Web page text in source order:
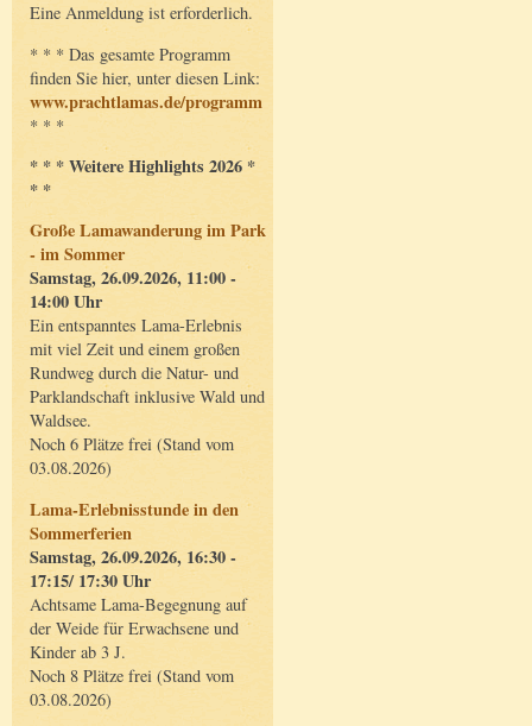
Eine Anmeldung ist erforderlich.
* * * Das gesamte Programm
finden Sie hier, unter diesen Link:
www.prachtlamas.de/programm
* * *
* * * Weitere Highlights 2026 *
* *
Große Lamawanderung im Park
- im Sommer
Samstag, 26.09.2026, 11:00 -
14:00 Uhr
Ein entspanntes Lama-Erlebnis
mit viel Zeit und einem großen
Rundweg durch die Natur- und
Parklandschaft inklusive Wald und
Waldsee.
Noch 6 Plätze frei (Stand vom
03.08.2026)
Lama-Erlebnisstunde in den
Sommerferien
Samstag, 26.09.2026, 16:30 -
17:15/ 17:30 Uhr
Achtsame Lama-Begegnung auf
der Weide für Erwachsene und
Kinder ab 3 J.
Noch 8 Plätze frei (Stand vom
03.08.2026)